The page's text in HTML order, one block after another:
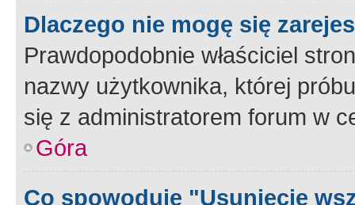
Dlaczego nie mogę się
Prawdopodobnie właściciel
nazwy użytkownika, której
się z administratorem forum w
Góra
Co spowoduje "Usunięcie